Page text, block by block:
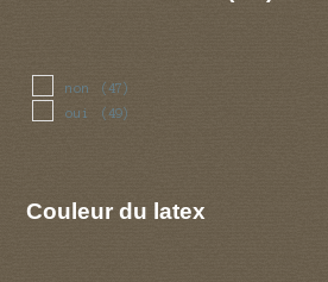
non (47)
oui (49)
Couleur du latex